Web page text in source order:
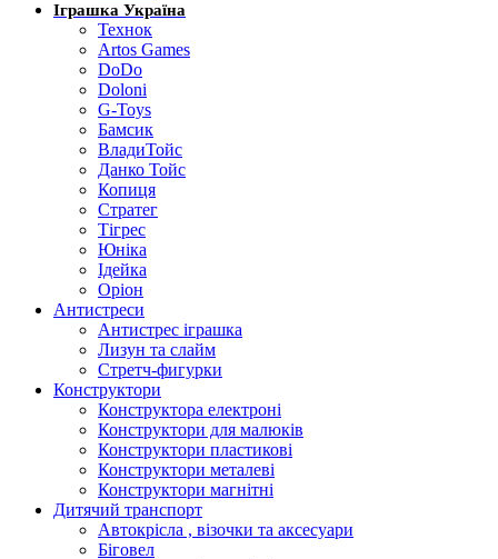
Іграшка Україна
Технок
Artos Games
DoDo
Doloni
G-Toys
Бамсик
ВладиТойс
Данко Тойс
Копиця
Стратег
Тігрес
Юніка
Ідейка
Оріон
Антистреси
Антистрес іграшка
Лизун та слайм
Стретч-фигурки
Конструктори
Конструктора електроні
Конструктори для малюків
Конструктори пластикові
Конструктори металеві
Конструктори магнітні
Дитячий транспорт
Автокрісла , візочки та аксесуари
Біговел